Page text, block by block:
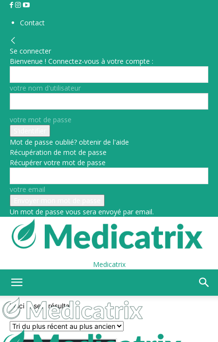
Contact
Se connecter
Bienvenue ! Connectez-vous à votre compte :
votre nom d'utilisateur
votre mot de passe
Mot de passe oublié? obtenir de l'aide
Récupération de mot de passe
Récupérer votre mot de passe
votre email
Un mot de passe vous sera envoyé par email.
Medicatrix
Voici le seul résultat